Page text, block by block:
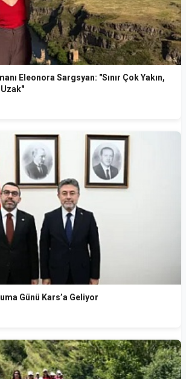
Eleonora Sargsyan: "Sınır Çok Yakın,
Günü Kars’a Geliyor